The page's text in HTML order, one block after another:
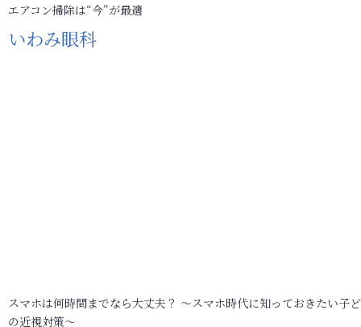
エアコン掃除は“今”が最適
いわみ眼科
スマホは何時間までなら大丈夫？ ～スマホ時代に知っておきたい子
の近視対策～